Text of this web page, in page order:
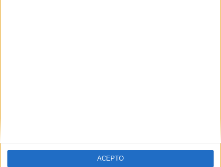
ACEPTO